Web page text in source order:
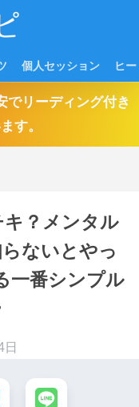
個人セッション ヒ
でリーディング付き
す。
？メンタル
ないとやっ
一番シンプル